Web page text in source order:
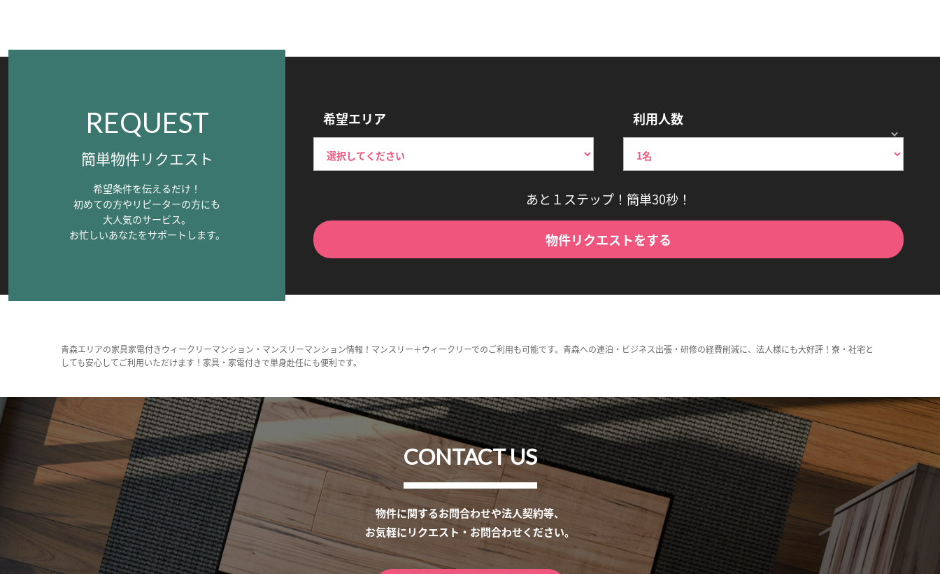
REQUEST
簡単物件リクエスト
希望条件を伝えるだけ！
初めての方やリピーターの方にも
大人気のサービス。
お忙しいあなたをサポートします。
希望エリア 利用人数
あと１ステップ！簡単30秒！
物件リクエストをする
青森エリアの家具家電付きウィークリーマンション・マンスリーマンション情報！マンスリー＋ウィークリーでのご利用も可能です。青森への連泊・ビジネス出張・研修の経費削減に、法人様にも大好評！寮・社宅と
しても安心してご利用いただけます！家具・家電付きで単身赴任にも便利です。
CONTACT US
物件に関するお問合わせや法人契約等、
お気軽にリクエスト・お問合わせください。